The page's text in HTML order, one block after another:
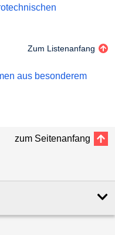
Zum Listenanfang
aus besonderem
zum Seitenanfang